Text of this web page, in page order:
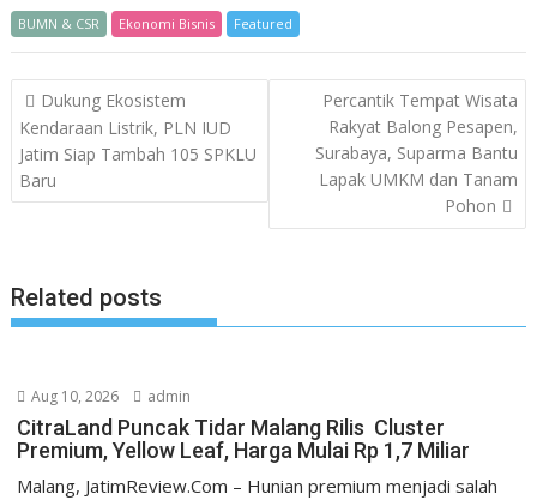
BUMN & CSR Ekonomi Bisnis Featured
Post
navigation
Dukung Ekosistem
Kendaraan Listrik, PLN IUD
Jatim Siap Tambah 105 SPKLU
Baru
Percantik Tempat Wisata
Rakyat Balong Pesapen,
Surabaya, Suparma Bantu
Lapak UMKM dan Tanam
Pohon
Related posts
Aug 10, 2026 admin
CitraLand Puncak Tidar Malang Rilis Cluster
Premium, Yellow Leaf, Harga Mulai Rp 1,7 Miliar
Malang, JatimReview.Com – Hunian premium menjadi salah